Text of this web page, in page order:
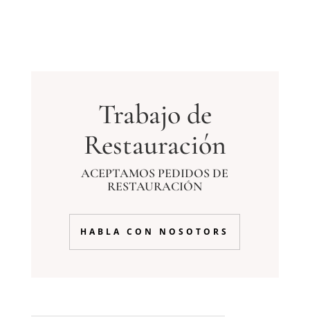
Trabajo de
Restauración
ACEPTAMOS PEDIDOS DE
RESTAURACIÓN
HABLA CON NOSOTORS